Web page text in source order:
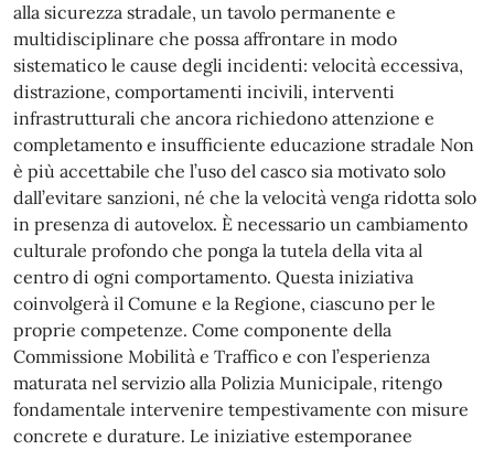
alla sicurezza stradale, un tavolo permanente e
multidisciplinare che possa affrontare in modo
sistematico le cause degli incidenti: velocità eccessiva,
distrazione, comportamenti incivili, interventi
infrastrutturali che ancora richiedono attenzione e
completamento e insufficiente educazione stradale Non
è più accettabile che l’uso del casco sia motivato solo
dall’evitare sanzioni, né che la velocità venga ridotta solo
in presenza di autovelox. È necessario un cambiamento
culturale profondo che ponga la tutela della vita al
centro di ogni comportamento. Questa iniziativa
coinvolgerà il Comune e la Regione, ciascuno per le
proprie competenze. Come componente della
Commissione Mobilità e Traffico e con l’esperienza
maturata nel servizio alla Polizia Municipale, ritengo
fondamentale intervenire tempestivamente con misure
concrete e durature. Le iniziative estemporanee